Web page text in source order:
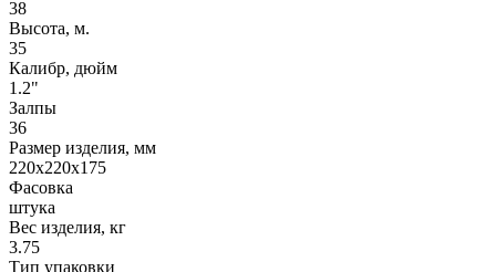
38
Высота, м.
35
Калибр, дюйм
1.2"
Залпы
36
Размер изделия, мм
220х220х175
Фасовка
штука
Вес изделия, кг
3.75
Тип упаковки